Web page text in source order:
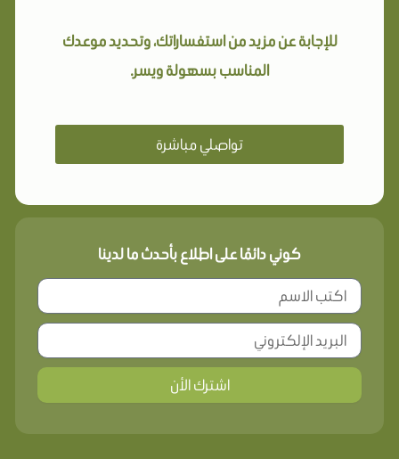
للإجابة عن مزيد من استفساراتك، وتحديد موعدك
المناسب بسهولة ويسر.
تواصلي مباشرة
كوني دائمًا على اطلاع بأحدث ما لدينا
اشترك الأن